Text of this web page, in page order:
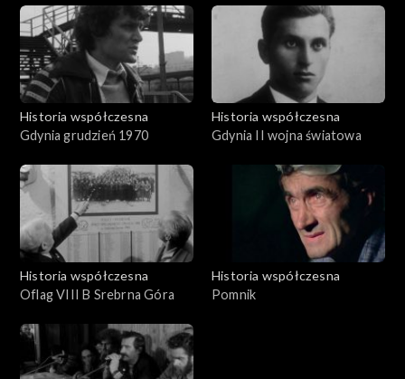
Historia współczesna
Gdynia grudzień 1970
Historia współczesna
Gdynia II wojna światowa
Historia współczesna
Oflag VIII B Srebrna Góra
Historia współczesna
Pomnik